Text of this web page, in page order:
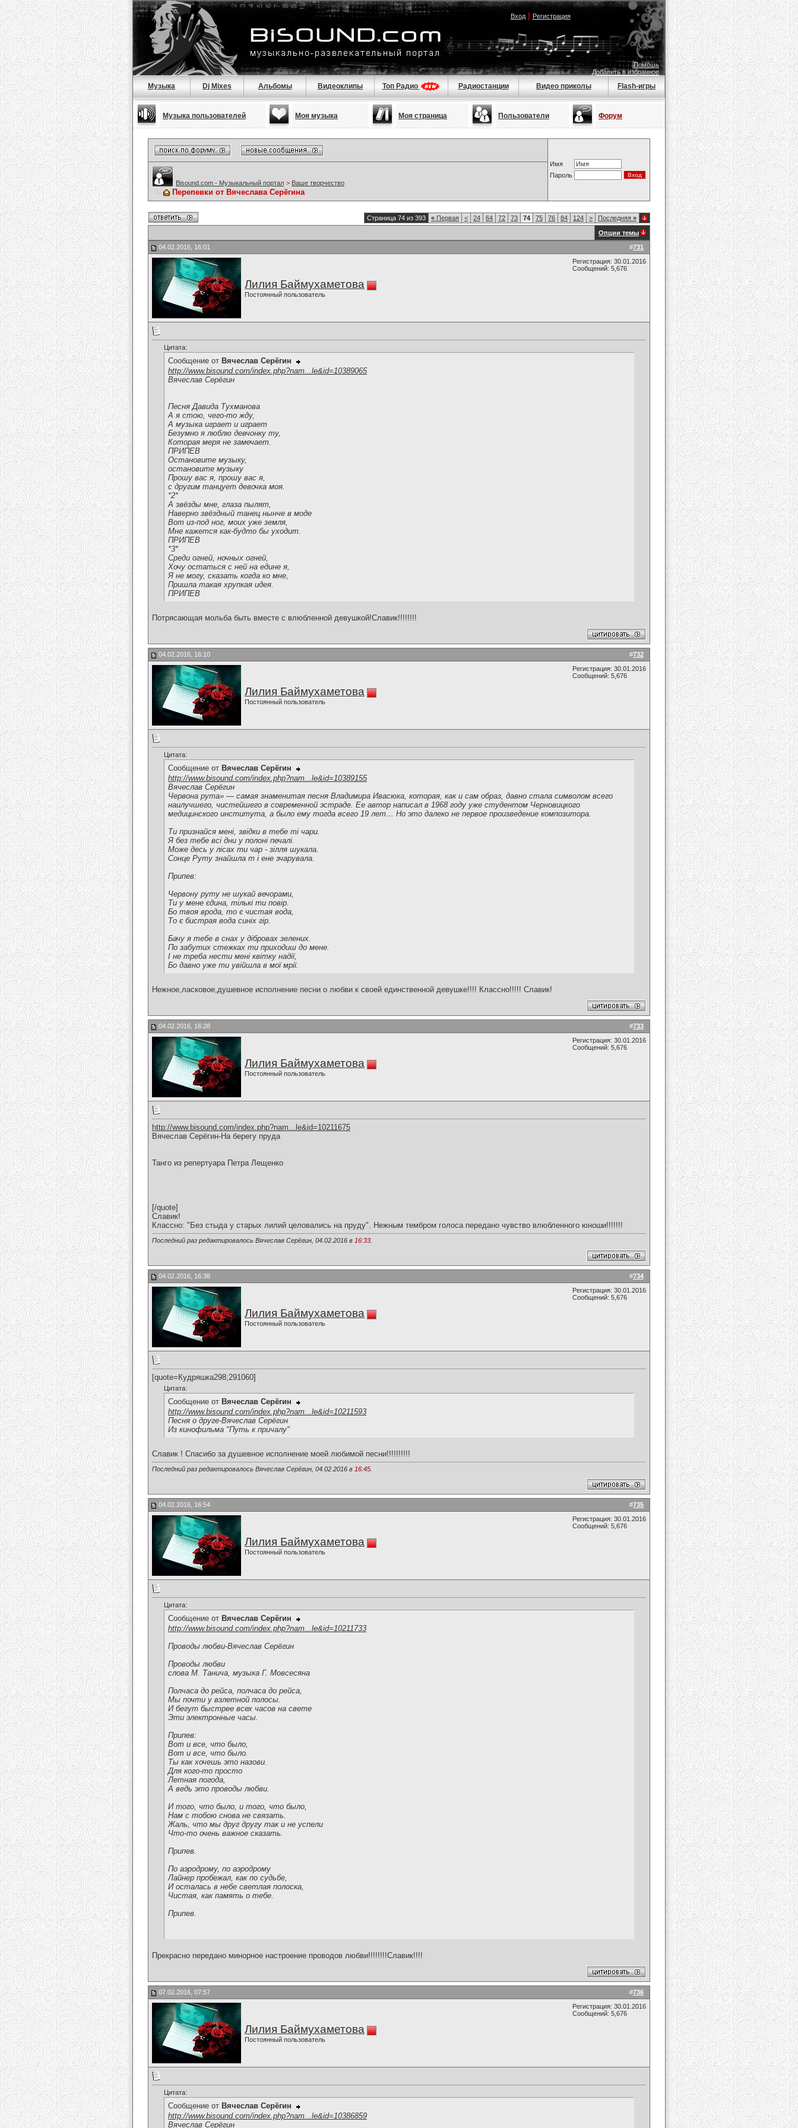
Вход| Регистрация
Помощь
Добавить в избранное
Музыка Dj Mixes Альбомы Видеоклипы Топ Радио Радиостанции Видео приколы Flash-игры
Музыка пользователей Моя музыка Моя страница Пользователи Форум
Имя
Пароль
Bisound.com - Музыкальный портал > Ваше творчество
Перепевки от Вячеслава Серёгина
Страница 74 из 393 « Первая < 24 64 72 73 74 75 76 84 124 > Последняя »
Опции темы
#731
04.02.2016, 16:01
Лилия Баймухаметова
Постоянный пользователь
Регистрация: 30.01.2016
Сообщений: 5,676
Цитата:
Сообщение от Вячеслав Серёгин
http://www.bisound.com/index.php?nam...le&id=10389065
Вячеслав Серёгин
Песня Давида Тухманова
А я стою, чего-то жду,
А музыка играет и играет
Безумно я люблю девчонку ту,
Которая меря не замечает.
ПРИПЕВ
Остановите музыку,
остановите музыку
Прошу вас я, прошу вас я,
с другим танцует девочка моя.
*2*
А звёзды мне, глаза пылят,
Наверно звёздный танец нынче в моде
Вот из-под ног, моих уже земля,
Мне кажется как-будто бы уходит.
ПРИПЕВ
*3*
Среди огней, ночных огней,
Хочу остаться с ней на едине я,
Я не могу, сказать когда ко мне,
Пришла такая хрупкая идея.
ПРИПЕВ
Потрясающая мольба быть вместе с влюбленной девушкой!Славик!!!!!!!!
#732
04.02.2016, 16:10
Лилия Баймухаметова
Постоянный пользователь
Регистрация: 30.01.2016
Сообщений: 5,676
Цитата:
Сообщение от Вячеслав Серёгин
http://www.bisound.com/index.php?nam...le&id=10389155
Вячеслав Серёгин
Червона рута» — самая знаменитая песня Владимира Ивасюка, которая, как и сам образ, давно стала символом всего
наилучшего, чистейшего в современной эстраде. Ее автор написал в 1968 году уже студентом Черновицкого
медицинского института, а было ему тогда всего 19 лет… Но это далеко не первое произведение композитора.
Ти признайся мені, звідки в тебе ті чари.
Я без тебе всі дни y полоні печалі.
Може десь y лісах ти чар - зілля шукала.
Сонце Руту знайшла т і ене зчарувала.
Припев:
Червону руту не шукай вечорами,
Ти y мене єдина, тількі ти повір.
Бо твоя врода, то є чистая вода,
То є бистрая вода синіх гір.
Бачу я тебе в снах y дібровах зелених.
По забутих стежках ти приходиш до мене.
I не треба нести мені квітку надії,
Бо давно уже ти увійшла в мої мрії.
Нежное,ласковое,душевное исполнение песни о любви к своей единственной девушке!!!! Классно!!!!! Славик!
#733
04.02.2016, 16:28
Лилия Баймухаметова
Постоянный пользователь
Регистрация: 30.01.2016
Сообщений: 5,676
http://www.bisound.com/index.php?nam...le&id=10211675
Вячеслав Серёгин-На берегу пруда
Танго из репертуара Петра Лещенко
[/quote]
Славик!
Классно: "Без стыда у старых лилий целовались на пруду". Нежным тембром голоса передано чувство влюбленного юноши!!!!!!!
Последний раз редактировалось Вячеслав Серёгин, 04.02.2016 в 16:33
#734
04.02.2016, 16:38
Лилия Баймухаметова
Постоянный пользователь
Регистрация: 30.01.2016
Сообщений: 5,676
[quote=Кудряшка298;291060]
Цитата:
Сообщение от Вячеслав Серёгин
http://www.bisound.com/index.php?nam...le&id=10211593
Песня о друге-Вячеслав Серёгин
Из кинофильма "Путь к причалу"
Славик ! Спасибо за душевное исполнение моей любимой песни!!!!!!!!!!
Последний раз редактировалось Вячеслав Серёгин, 04.02.2016 в 16:45
#735
04.02.2016, 16:54
Лилия Баймухаметова
Постоянный пользователь
Регистрация: 30.01.2016
Сообщений: 5,676
Цитата:
Сообщение от Вячеслав Серёгин
http://www.bisound.com/index.php?nam...le&id=10211733
Проводы любви-Вячеслав Серёгин
Проводы любви
слова М. Танича, музыка Г. Мовсесяна
Полчаса до рейса, полчаса до рейса,
Мы почти у взлетной полосы.
И бегут быстрее всех часов на свете
Эти электронные часы.
Припев:
Вот и все, что было,
Вот и все, что было.
Ты как хочешь это назови.
Для кого-то просто
Летная погода,
А ведь это проводы любви.
И того, что было, и того, что было,
Нам с тобою снова не связать.
Жаль, что мы друг другу так и не успели
Что-то очень важное сказать.
Припев.
По аэродрому, по аэродрому
Лайнер пробежал, как по судьбе,
И осталась в небе светлая полоска,
Чистая, как память о тебе.
Припев.
Прекрасно передано минорное настроение проводов любви!!!!!!!!Славик!!!!
#736
07.02.2016, 07:57
Лилия Баймухаметова
Постоянный пользователь
Регистрация: 30.01.2016
Сообщений: 5,676
Цитата:
Сообщение от Вячеслав Серёгин
http://www.bisound.com/index.php?nam...le&id=10386859
Вячеслав Серёгин